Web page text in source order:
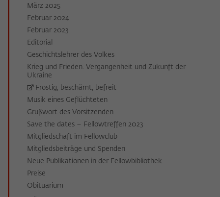
März 2025
Februar 2024
Februar 2023
Editorial
Geschichtslehrer des Volkes
Krieg und Frieden. Vergangenheit und Zukunft der
Ukraine
Frostig, beschämt, befreit
Musik eines Geflüchteten
Grußwort des Vorsitzenden
Save the dates – Fellowtreffen 2023
Mitgliedschaft im Fellowclub
Mitgliedsbeiträge und Spenden
Neue Publikationen in der Fellowbibliothek
Preise
Obituarium